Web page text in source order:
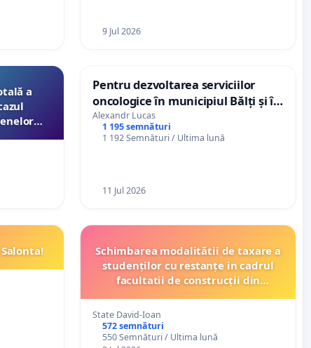
9 Jul 2026
a
Pentru dezvoltarea serviciilor
oncologice în municipiul Bălți și în
regiunea de nord a Republicii
Moldova
Alexandr Lucas
1 195 semnături
1 192 Semnături / Ultima lună
11 Jul 2026
Schimbarea modalitătii de taxare a
studenților cu restanțe in cadrul
facultatii de construcții din
State David-Ioan
572 semnături
550 Semnături / Ultima lună